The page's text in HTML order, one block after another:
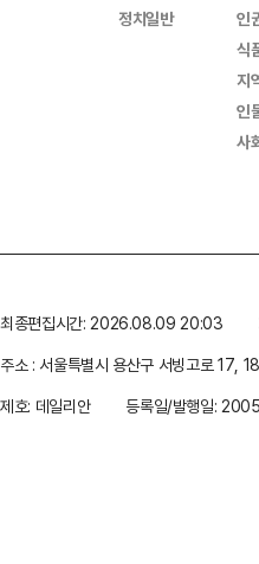
정치일반
인
식
지
인
사
최종편집시간: 2026.08.09 20:03
주소 : 서울특별시 용산구 서빙고로 17,
제호: 데일리안
등록일/발행일: